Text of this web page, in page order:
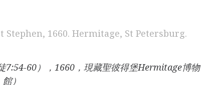
7:54-60），1660，現藏聖彼得堡Hermitage博物
館）